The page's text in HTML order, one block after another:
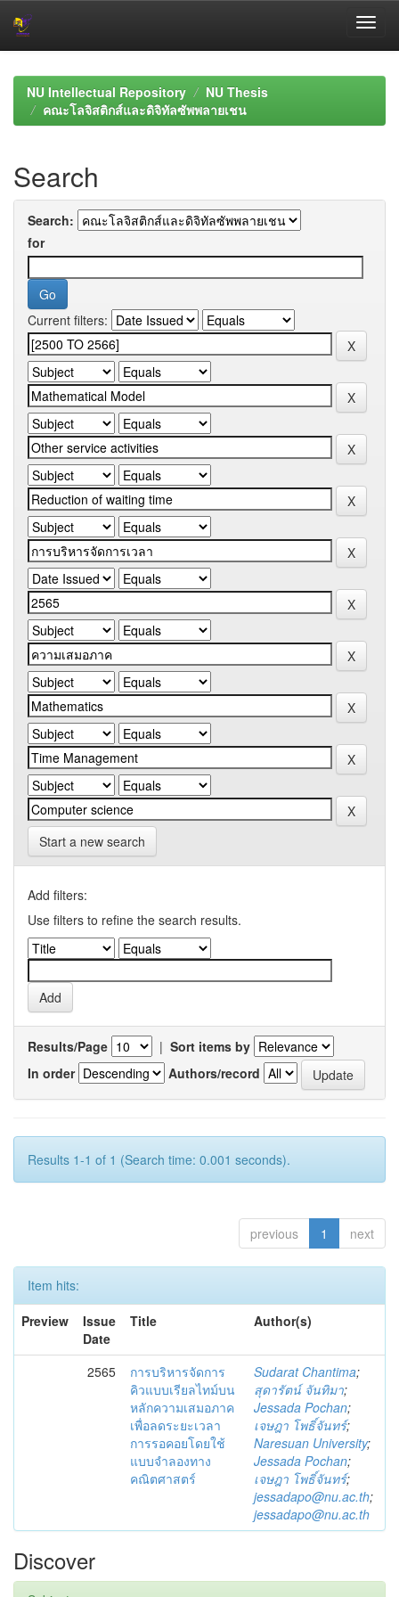
navigationNU Intellectual Repository
NU Thesis
คณะโลจิสติกส์และดิจิทัลซัพพลายเชน
Search
Search:
for
Current filters:
Start a new search
Add filters:
Use filters to refine the search results.
Results/Page | Sort items by
In order
Authors/record
Results 1-1 of 1 (Search time: 0.001 seconds).
previous 1 next
Item hits:
Preview
Issue
Date
Title Author(s)
2565
การบริหารจัดการ
คิวแบบเรียลไทม์บน
หลักความเสมอภาค
เพื่อลดระยะเวลา
การรอคอยโดยใช้
แบบจำลองทาง
คณิตศาสตร์
Sudarat Chantima;
สุดารัตน์ จันทิมา;
Jessada Pochan;
เจษฎา โพธิ์จันทร์;
Naresuan University;
Jessada Pochan;
เจษฎา โพธิ์จันทร์;
jessadapo@nu.ac.th;
jessadapo@nu.ac.th
Discover